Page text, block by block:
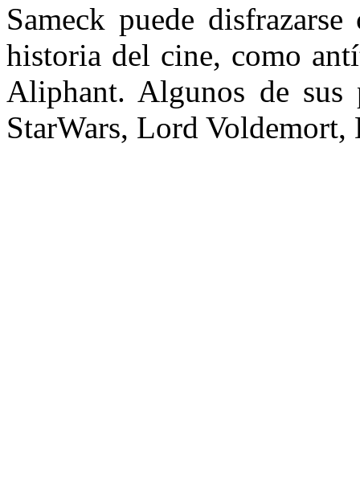
Sameck puede
historia del cine, como
Aliphant. Algunos de sus
StarWars, Lord